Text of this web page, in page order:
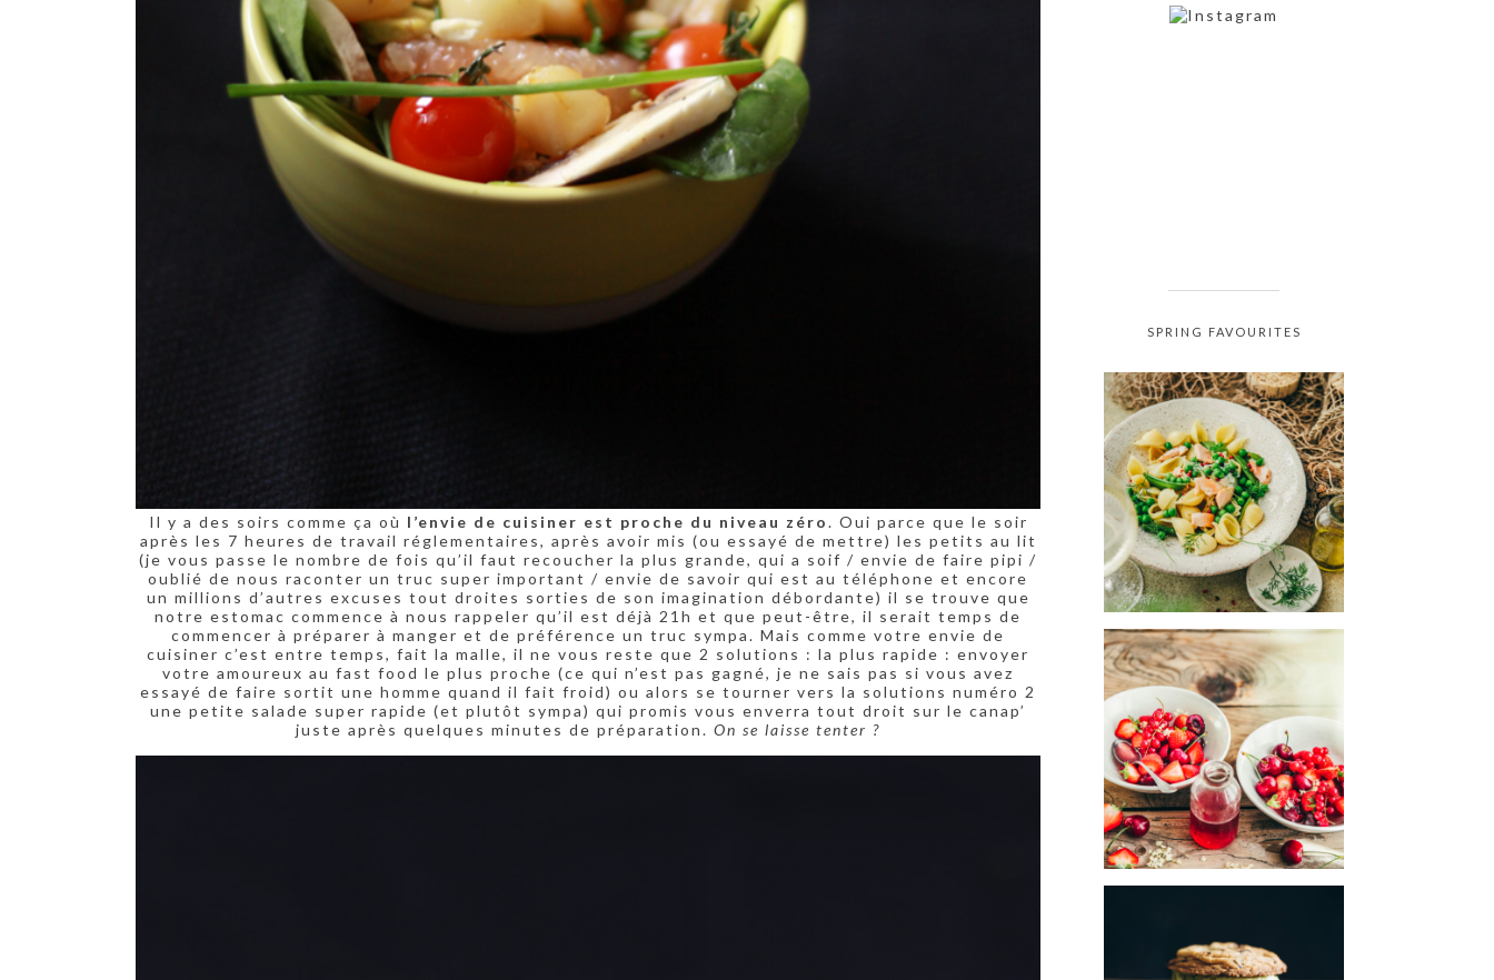
Il y a des soirs comme ça où l’envie de cuisiner est proche du niveau zéro. Oui parce que le soir
après les 7 heures de travail réglementaires, après avoir mis (ou essayé de mettre) les petits au lit
(je vous passe le nombre de fois qu’il faut recoucher la plus grande, qui a soif / envie de faire pipi /
oublié de nous raconter un truc super important / envie de savoir qui est au téléphone et encore
un millions d’autres excuses tout droites sorties de son imagination débordante) il se trouve que
notre estomac commence à nous rappeler qu’il est déjà 21h et que peut-être, il serait temps de
commencer à préparer à manger et de préférence un truc sympa. Mais comme votre envie de
cuisiner c’est entre temps, fait la malle, il ne vous reste que 2 solutions : la plus rapide : envoyer
votre amoureux au fast food le plus proche (ce qui n’est pas gagné, je ne sais pas si vous avez
essayé de faire sortit une homme quand il fait froid) ou alors se tourner vers la solutions numéro 2
une petite salade super rapide (et plutôt sympa) qui promis vous enverra tout droit sur le canap’
juste après quelques minutes de préparation. On se laisse tenter ?
SPRING FAVOURITES